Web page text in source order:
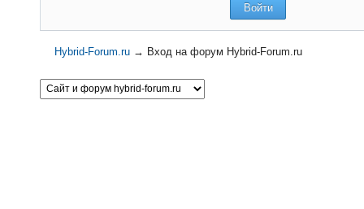
Hybrid-Forum.ru → Вход на форум Hybrid-Forum.ru